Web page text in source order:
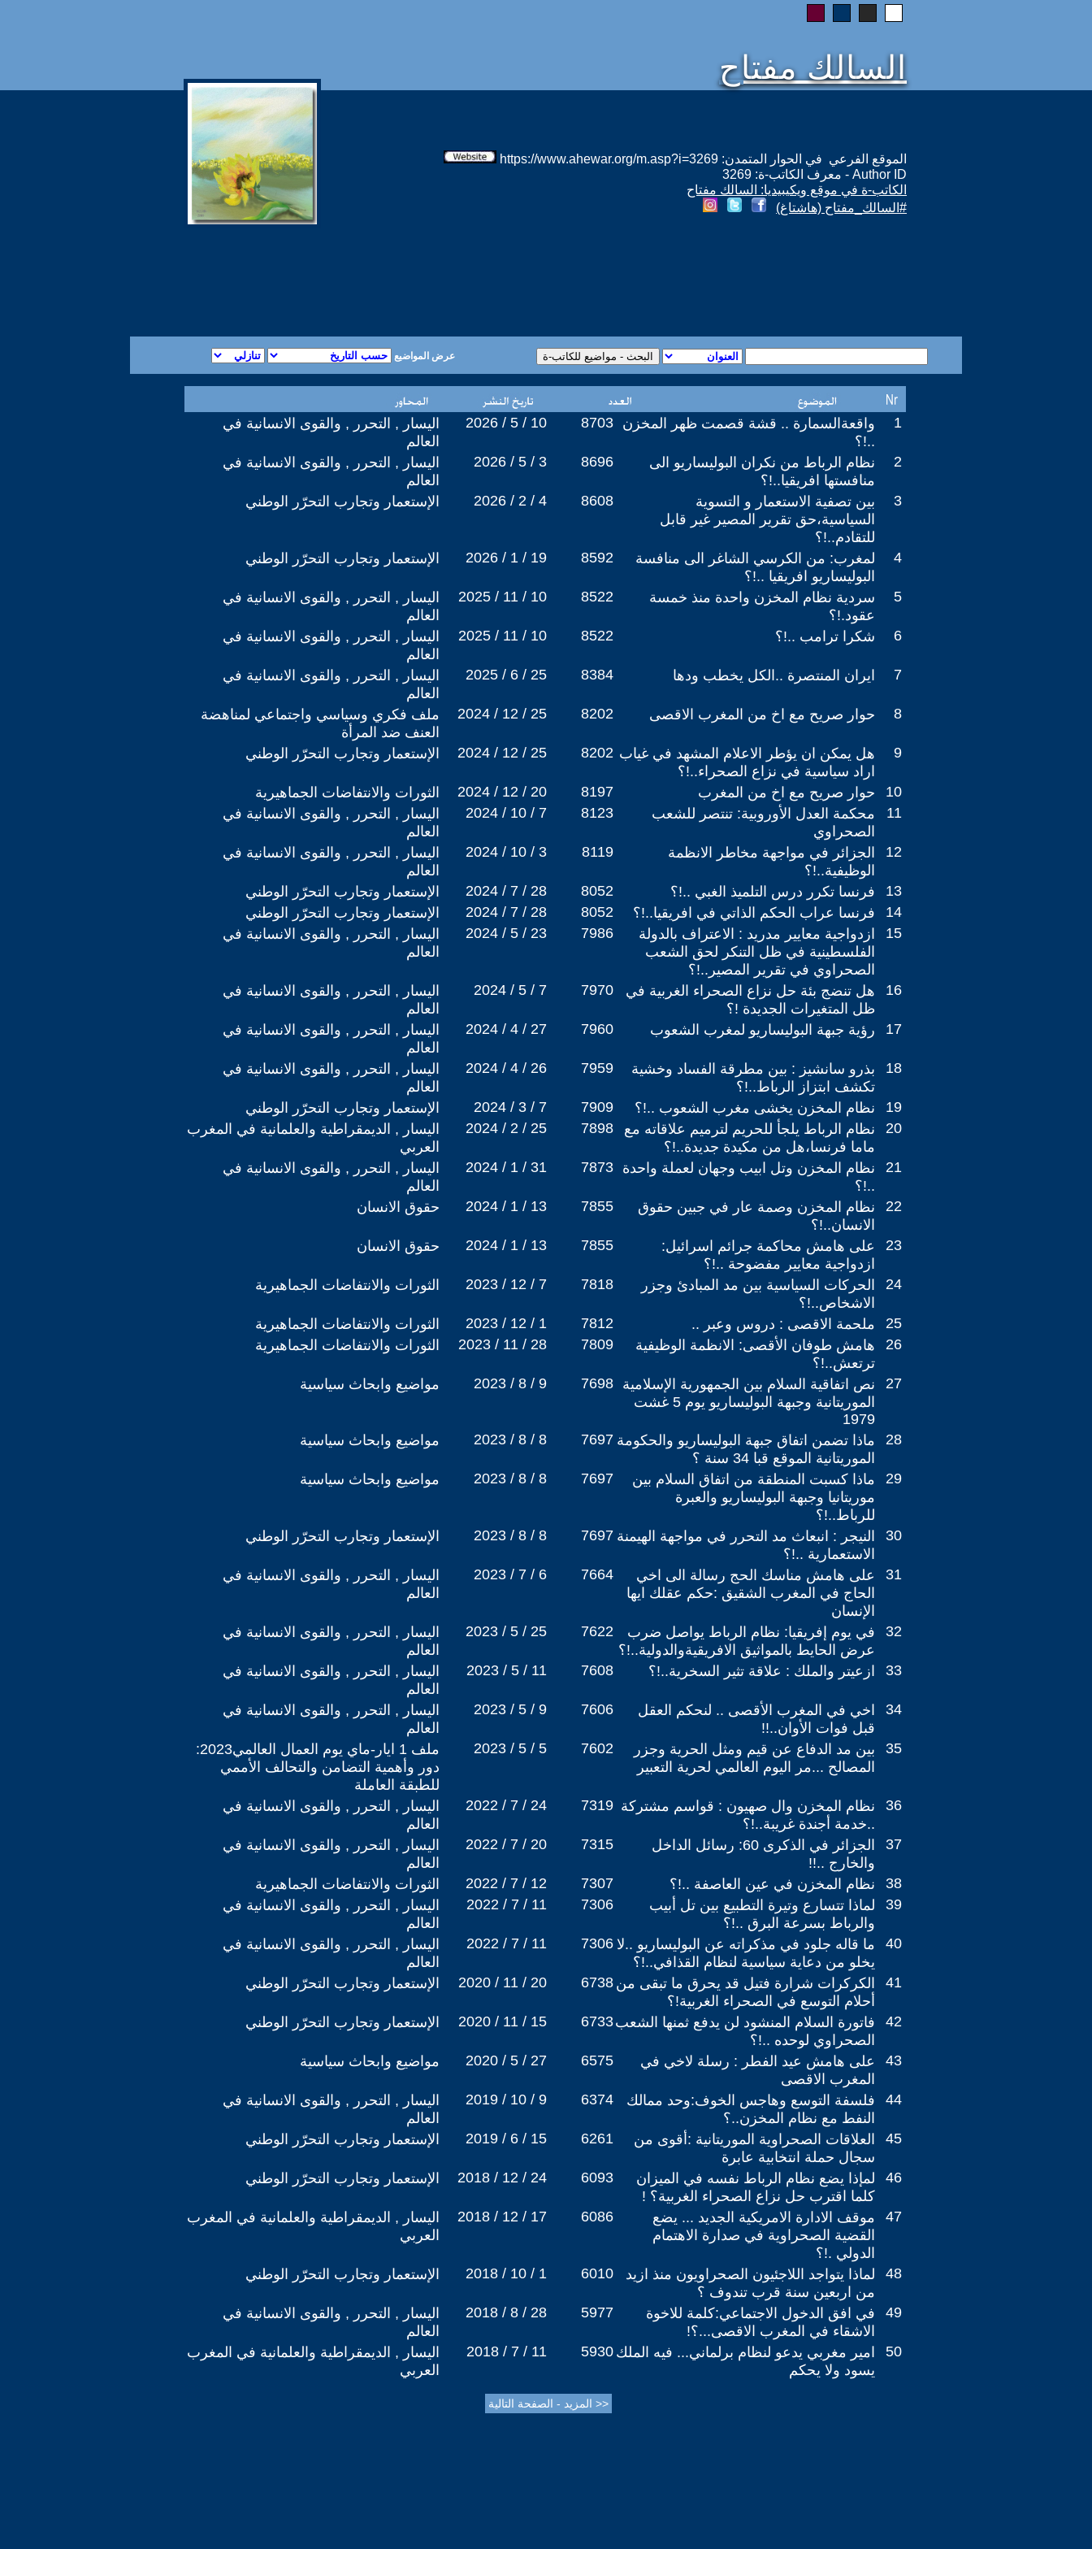
السالك مفتاح
الموقع الفرعي في الحوار المتمدن: https://www.ahewar.org/m.asp?i=3269
Author ID - معرف الكاتب-ة: 3269
الكاتب-ة في موقع ويكيبيديا: السالك مفتاح
#السالك_مفتاح (هاشتاغ)
عرض المواضيع
اليسار , التحرر , والقوى الانسانية في
العالم
2026 / 5 / 10 8703 واقعةالسمارة .. قشة قصمت ظهر المخزن
..!؟
1
اليسار , التحرر , والقوى الانسانية في
العالم
2026 / 5 / 3 8696
نظام الرباط من نكران البوليساريو الى
منافستها افريقيا..!؟
2
الإستعمار وتجارب التحرّر الوطني 2026 / 2 / 4 8608
بين تصفية الاستعمار و التسوية
السياسية،حق تقرير المصير غير قابل
للتقادم..!؟
3
الإستعمار وتجارب التحرّر الوطني 2026 / 1 / 19 8592
لمغرب: من الكرسي الشاغر الى منافسة
البوليساريو افريقيا ..!؟
4
اليسار , التحرر , والقوى الانسانية في
العالم
2025 / 11 / 10 8522
سردية نظام المخزن واحدة منذ خمسة
عقود.!؟
5
اليسار , التحرر , والقوى الانسانية في
العالم
2025 / 11 / 10 8522 شكرا ترامب ..!؟ 6
اليسار , التحرر , والقوى الانسانية في
العالم
2025 / 6 / 25 8384 ايران المنتصرة ..الكل يخطب ودها 7
ملف فكري وسياسي واجتماعي لمناهضة
العنف ضد المرأة
2024 / 12 / 25 8202 حوار صريح مع اخ من المغرب الاقصى 8
الإستعمار وتجارب التحرّر الوطني 2024 / 12 / 25 8202 هل يمكن ان يؤطر الاعلام المشهد في غياب
اراد سياسية في نزاع الصحراء..!؟
9
الثورات والانتفاضات الجماهيرية 2024 / 12 / 20 8197 حوار صريح مع اخ من المغرب
10
اليسار , التحرر , والقوى الانسانية في
العالم
2024 / 10 / 7 8123
محكمة العدل الأوروبية: تنتصر للشعب
الصحراوي
11
اليسار , التحرر , والقوى الانسانية في
العالم
2024 / 10 / 3 8119
الجزائر في مواجهة مخاطر الانظمة
الوظيفية..!؟
12
الإستعمار وتجارب التحرّر الوطني 2024 / 7 / 28 8052 فرنسا تكرر درس التلميذ الغبي ..!؟
13
الإستعمار وتجارب التحرّر الوطني
2024 / 7 / 28 8052 فرنسا عراب الحكم الذاتي في افريقيا..!؟
14
اليسار , التحرر , والقوى الانسانية في
العالم
2024 / 5 / 23 7986
ازدواجية معايير مدريد : الاعتراف بالدولة
الفلسطينية في ظل التنكر لحق الشعب
الصحراوي في تقرير المصير..!؟
15
اليسار , التحرر , والقوى الانسانية في
العالم
2024 / 5 / 7 7970
هل تنضج بئة حل نزاع الصحراء الغربية في
ظل المتغيرات الجديدة !؟
16
اليسار , التحرر , والقوى الانسانية في
العالم
2024 / 4 / 27 7960 رؤية جبهة البوليساريو لمغرب الشعوب 17
اليسار , التحرر , والقوى الانسانية في
العالم
2024 / 4 / 26 7959
بذرو سانشيز : بين مطرقة الفساد وخشية
تكشف ابتزاز الرباط..!؟
18
الإستعمار وتجارب التحرّر الوطني 2024 / 3 / 7 7909 نظام المخزن يخشى مغرب الشعوب ..!؟
19
اليسار , الديمقراطية والعلمانية في المغرب
العربي
2024 / 2 / 25 7898
نظام الرباط يلجأ للحريم لترميم علاقاته مع
ماما فرنسا،هل من مكيدة جديدة..!؟
20
اليسار , التحرر , والقوى الانسانية في
العالم
2024 / 1 / 31 7873 نظام المخزن وتل ابيب وجهان لعملة واحدة
..!؟
21
حقوق الانسان 2024 / 1 / 13 7855
نظام المخزن وصمة عار في جبين حقوق
الانسان..!؟
22
حقوق الانسان 2024 / 1 / 13 7855
على هامش محاكمة جرائم اسرائيل:
ازدواجية معايير مفضوحة ..!؟
23
الثورات والانتفاضات الجماهيرية 2023 / 12 / 7 7818
الحركات السياسية بين مد المبادئ وجزر
الاشخاص..!؟
24
الثورات والانتفاضات الجماهيرية 2023 / 12 / 1 7812 ملحمة الاقصى : دروس وعبر ..
25
الثورات والانتفاضات الجماهيرية
2023 / 11 / 28 7809
هامش طوفان الأقصى: الانظمة الوظيفية
ترتعش..!؟
26
مواضيع وابحاث سياسية 2023 / 8 / 9 7698 نص اتفاقية السلام بين الجمهورية الإسلامية
الموريتانية وجبهة البوليساريو يوم 5 غشت
1979
27
مواضيع وابحاث سياسية 2023 / 8 / 8 7697 ماذا تضمن اتفاق جبهة البوليساريو والحكومة
الموريتانية الموقع قبا 34 سنة ؟
28
مواضيع وابحاث سياسية 2023 / 8 / 8 7697
ماذا كسبت المنطقة من اتفاق السلام بين
موريتانيا وجبهة البوليساريو والعبرة
للرباط..!؟
29
الإستعمار وتجارب التحرّر الوطني 2023 / 8 / 8 7697 النيجر : انبعاث مد التحرر في مواجهة الهيمنة
الاستعمارية ..!؟
30
اليسار , التحرر , والقوى الانسانية في
العالم
2023 / 7 / 6 7664
على هامش مناسك الحج رسالة الى اخي
الحاج في المغرب الشقيق :حكم عقلك ايها
الإنسان
31
اليسار , التحرر , والقوى الانسانية في
العالم
2023 / 5 / 25 7622
في يوم إفريقيا: نظام الرباط يواصل ضرب
عرض الحايط بالمواثيق الافريقيةوالدولية..!؟
32
اليسار , التحرر , والقوى الانسانية في
العالم
2023 / 5 / 11 7608 ازعيتر والملك : علاقة تثير السخرية..!؟ 33
اليسار , التحرر , والقوى الانسانية في
العالم
2023 / 5 / 9 7606
اخي في المغرب الأقصى .. لنحكم العقل
قبل فوات الأوان..!!
34
ملف 1 ايار-ماي يوم العمال العالمي2023:
دور وأهمية التضامن والتحالف الأممي
للطبقة العاملة
2023 / 5 / 5 7602
بين مد الدفاع عن قيم ومثل الحرية وجزر
المصالح ...مر اليوم العالمي لحرية التعبير
35
اليسار , التحرر , والقوى الانسانية في
العالم
2022 / 7 / 24 7319 نظام المخزن وال صهيون : قواسم مشتركة
..خدمة أجندة غريبة..!؟
36
اليسار , التحرر , والقوى الانسانية في
العالم
2022 / 7 / 20 7315
الجزائر في الذكرى 60: رسائل الداخل
والخارج ..!!
37
الثورات والانتفاضات الجماهيرية 2022 / 7 / 12 7307 نظام المخزن في عين العاصفة ..!؟
38
اليسار , التحرر , والقوى الانسانية في
العالم
2022 / 7 / 11 7306
لماذا تتسارع وتيرة التطبيع بين تل أبيب
والرباط بسرعة البرق ..!؟
39
اليسار , التحرر , والقوى الانسانية في
العالم
2022 / 7 / 11 7306 ما قاله جلود في مذكراته عن البوليساريو ..لا
يخلو من دعاية سياسية لنظام القذافي..!؟
40
الإستعمار وتجارب التحرّر الوطني 2020 / 11 / 20 6738 الكركرات شرارة فتيل قد يحرق ما تبقى من
أحلام التوسع في الصحراء الغربية!؟
41
الإستعمار وتجارب التحرّر الوطني 2020 / 11 / 15 6733فاتورة السلام المنشود لن يدفع ثمنها الشعب
الصحراوي لوحده ..!؟
42
مواضيع وابحاث سياسية 2020 / 5 / 27 6575
على هامش عيد الفطر : رسلة لاخي في
المغرب الاقصى
43
اليسار , التحرر , والقوى الانسانية في
العالم
2019 / 10 / 9 6374
فلسفة التوسع وهاجس الخوف:وحد ممالك
النفط مع نظام المخزن..؟
44
الإستعمار وتجارب التحرّر الوطني 2019 / 6 / 15 6261
العلاقات الصحراوية الموريتانية :أقوى من
سجال حملة انتخابية عابرة
45
الإستعمار وتجارب التحرّر الوطني 2018 / 12 / 24 6093
لمإذا يضع نظام الرباط نفسه في الميزان
كلما اقترب حل نزاع الصحراء الغربية؟ !
46
اليسار , الديمقراطية والعلمانية في المغرب
العربي
2018 / 12 / 17 6086
موقف الادارة الامريكية الجديد ... يضع
القضية الصحراوية في صدارة الاهتمام
الدولي .!؟ ‎
47
الإستعمار وتجارب التحرّر الوطني 2018 / 10 / 1 6010
لماذا يتواجد اللاجئيون الصحراويون منذ ازيد
من اربعين سنة قرب تندوف ؟
48
اليسار , التحرر , والقوى الانسانية في
العالم
2018 / 8 / 28 5977
في افق الدخول الاجتماعي:كلمة للاخوة
الاشقاء في المغرب الاقصى...؟!
49
اليسار , الديمقراطية والعلمانية في المغرب
العربي
2018 / 7 / 11 5930 امير مغربي يدعو لنظام برلماني... فيه الملك
يسود ولا يحكم
50